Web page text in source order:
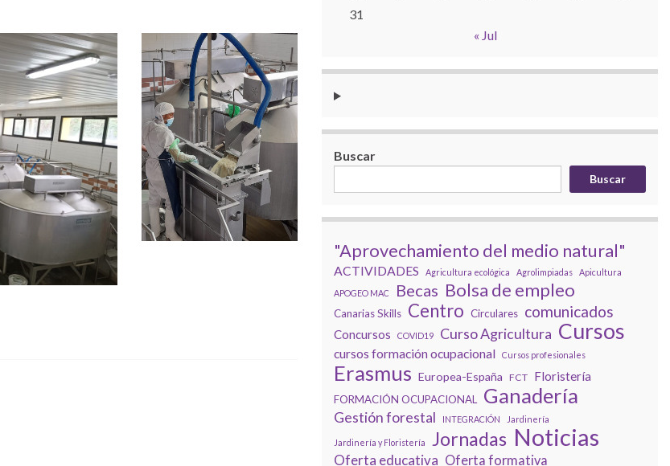
31
« Jul
Buscar
Buscar
"Aprovechamiento del medio natural"
ACTIVIDADES Agricultura ecológica Agrolimpiadas
Apicultura
APOGEO MAC
Becas Bolsa de empleo
Canarias Skills Centro Circulares comunicados
Concursos COVID19 Curso Agricultura Cursos
cursos formación ocupacional Cursos profesionales
Erasmus Europea-España FCT Floristería
FORMACIÓN OCUPACIONAL Ganadería
Gestión forestal INTEGRACIÓN Jardinería
Jardinería y Floristería Jornadas Noticias
Oferta educativa Oferta formativa